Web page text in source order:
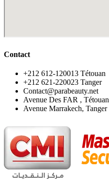
Contact
‪+212 612-120013 Tétouan
‪+212 621-220023 Tanger
Contact@parabeauty.net
Avenue Des FAR , Tétouan
Avenue Marrakech, Tanger